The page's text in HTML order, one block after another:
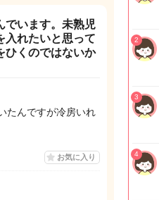
でいます。未熟児
入れたいと思って
ひくのではないか
たんですが冷房いれ
お気に入り
2
3
4